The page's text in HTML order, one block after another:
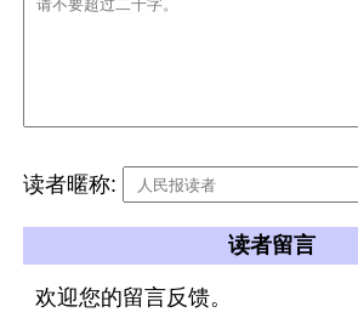
读者暱称:
读者留言
欢迎您的留言反馈。